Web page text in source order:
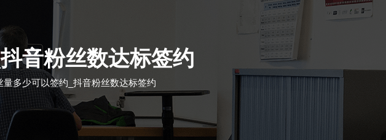
音粉丝数达标签约
量多少可以签约_抖音粉丝数达标签约